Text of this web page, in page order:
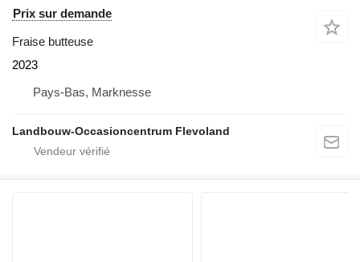
Prix sur demande
Fraise butteuse
2023
Pays-Bas, Marknesse
Landbouw-Occasioncentrum Flevoland